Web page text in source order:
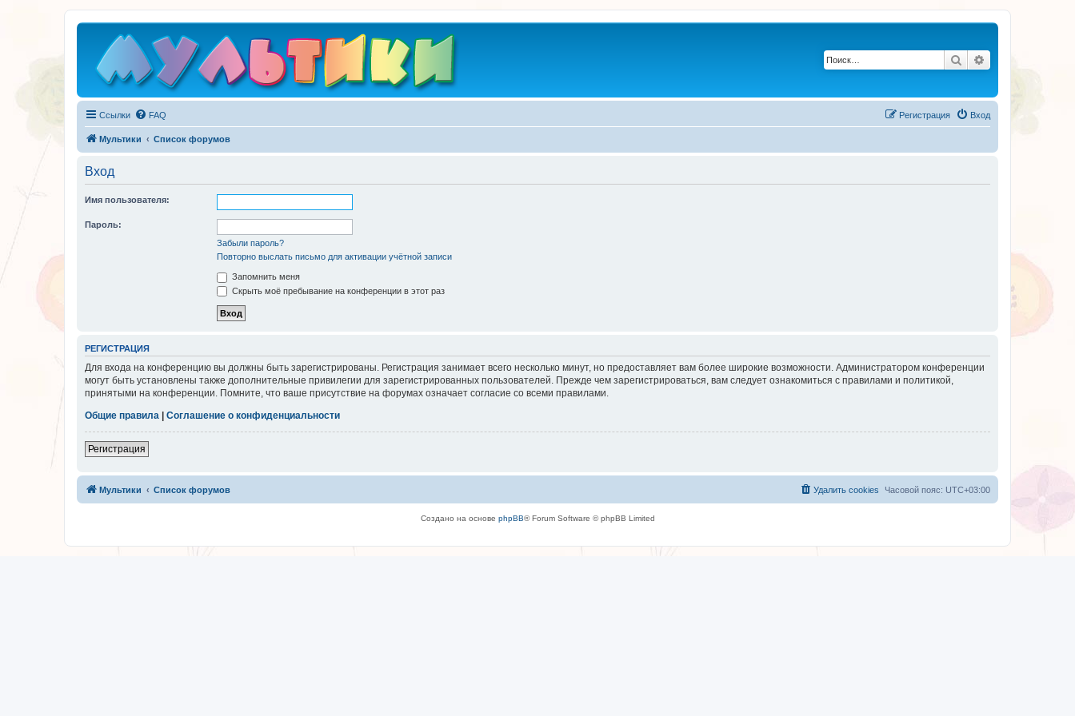
Поиск
Ссылки FAQ Вход
Регистрация
Мультики Список форумов
Вход
Имя пользователя:
Пароль:
Забыли пароль?
Повторно выслать письмо для активации учётной записи
Запомнить меня
Скрыть моё пребывание на конференции в этот раз
РЕГИСТРАЦИЯ
Для входа на конференцию вы должны быть зарегистрированы. Регистрация занимает всего несколько минут, но предоставляет вам более широкие возможности. Администратором конференции
могут быть установлены также дополнительные привилегии для зарегистрированных пользователей. Прежде чем зарегистрироваться, вам следует ознакомиться с правилами и политикой,
принятыми на конференции. Помните, что ваше присутствие на форумах означает согласие со всеми правилами.
Общие правила | Соглашение о конфиденциальности
Регистрация
Мультики Список форумов Часовой пояс: UTC+03:00
Удалить cookies
Создано на основе phpBB® Forum Software © phpBB Limited